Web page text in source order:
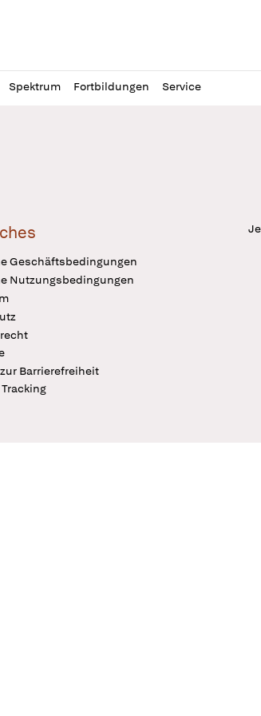
Spektrum Fortbildungen Service
Geschäftsbedingungen
Nutzungsbedingungen
Barrierefreiheit